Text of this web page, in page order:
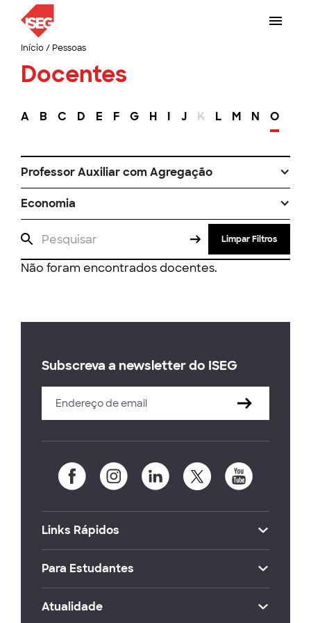
Início/ Pessoas
Docentes
A B C D E F G H I J K L M N O
Professor Auxiliar com Agregação
Economia
Limpar Filtros
Não foram encontrados docentes.
Subscreva a newsletter do ISEG
Links Rápidos
Para Estudantes
Atualidade